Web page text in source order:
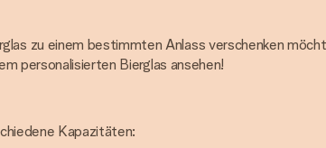
zu einem bestimmten Anlass verschenken
personalisierten Bierglas ansehen!
Kapazitäten: